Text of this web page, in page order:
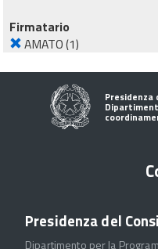
Firmatario
AMATO(1)
Presidenza
Presidenza del
Dipartimento per la